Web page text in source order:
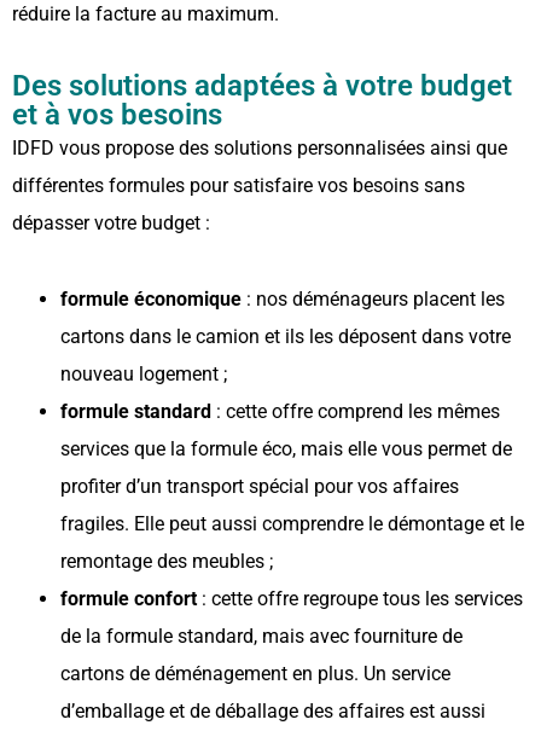
réduire la facture au maximum.
Des solutions adaptées à votre budget
et à vos besoins
IDFD vous propose des solutions personnalisées ainsi que
différentes formules pour satisfaire vos besoins sans
dépasser votre budget :
formule économique : nos déménageurs placent les
cartons dans le camion et ils les déposent dans votre
nouveau logement ;
formule standard : cette offre comprend les mêmes
services que la formule éco, mais elle vous permet de
profiter d’un transport spécial pour vos affaires
fragiles. Elle peut aussi comprendre le démontage et le
remontage des meubles ;
formule confort : cette offre regroupe tous les services
de la formule standard, mais avec fourniture de
cartons de déménagement en plus. Un service
d’emballage et de déballage des affaires est aussi